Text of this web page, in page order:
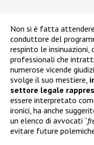
Non si è fatta attendere
conduttore del
respinto le
professionali che
numerose vicende
svolge il suo mestiere,
settore legale
essere interpretato
ironici, ha anche
un elenco di avvocati “
evitare future